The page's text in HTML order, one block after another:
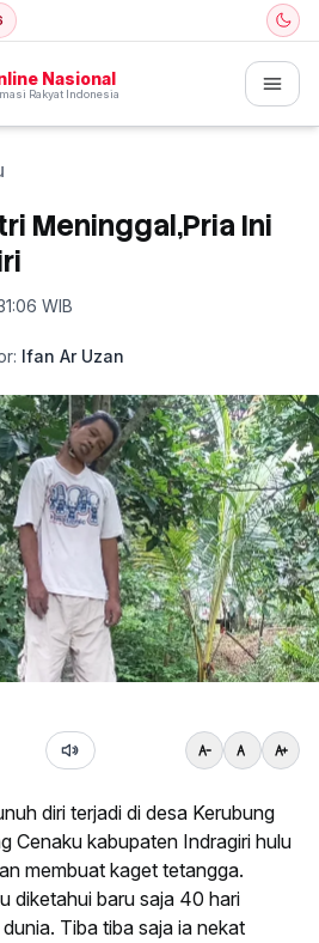
Nasional
Rakyat Indonesia
Meninggal,Pria Ini
WIB
Ifan Ar Uzan
diri terjadi di desa Kerubung
Cenaku kabupaten Indragiri hulu
membuat kaget tetangga.
diketahui baru saja 40 hari
Tiba tiba saja ia nekat